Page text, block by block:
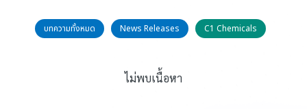
บทความทั้งหมด News Releases C1 Chemicals
ไม่พบเนื้อหา